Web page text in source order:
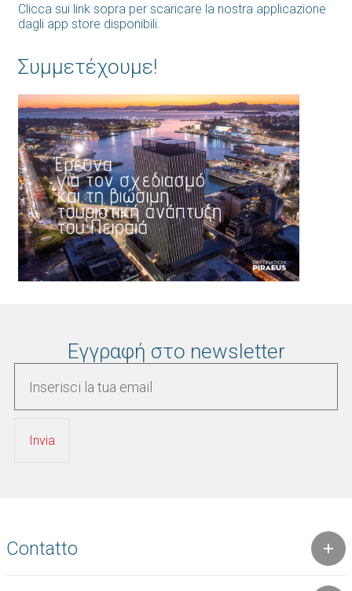
Clicca sui link sopra per scaricare la nostra applicazione
dagli app store disponibili.
Συμμετέχουμε!
Εγγραφή στο newsletter
Contatto